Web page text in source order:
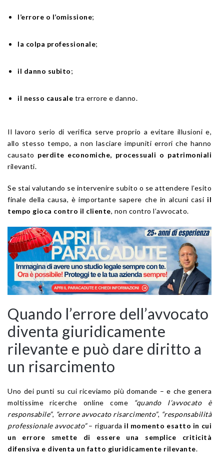
l’errore o l’omissione;
la colpa professionale;
il danno subito;
il nesso causale tra errore e danno.
Il lavoro serio di verifica serve proprio a evitare illusioni e,
allo stesso tempo, a non lasciare impuniti errori che hanno
causato perdite economiche, processuali o patrimoniali
rilevanti.
Se stai valutando se intervenire subito o se attendere l’esito
finale della causa, è importante sapere che in alcuni casi il
tempo gioca contro il cliente, non contro l’avvocato.
Quando l’errore dell’avvocato
diventa giuridicamente
rilevante e può dare diritto a
un risarcimento
Uno dei punti su cui riceviamo più domande – e che genera
moltissime ricerche online come “quando l’avvocato è
responsabile”, “errore avvocato risarcimento”, “responsabilità
professionale avvocato”– riguarda il momento esatto in cui
un errore smette di essere una semplice criticità
difensiva e diventa un fatto giuridicamente rilevante.